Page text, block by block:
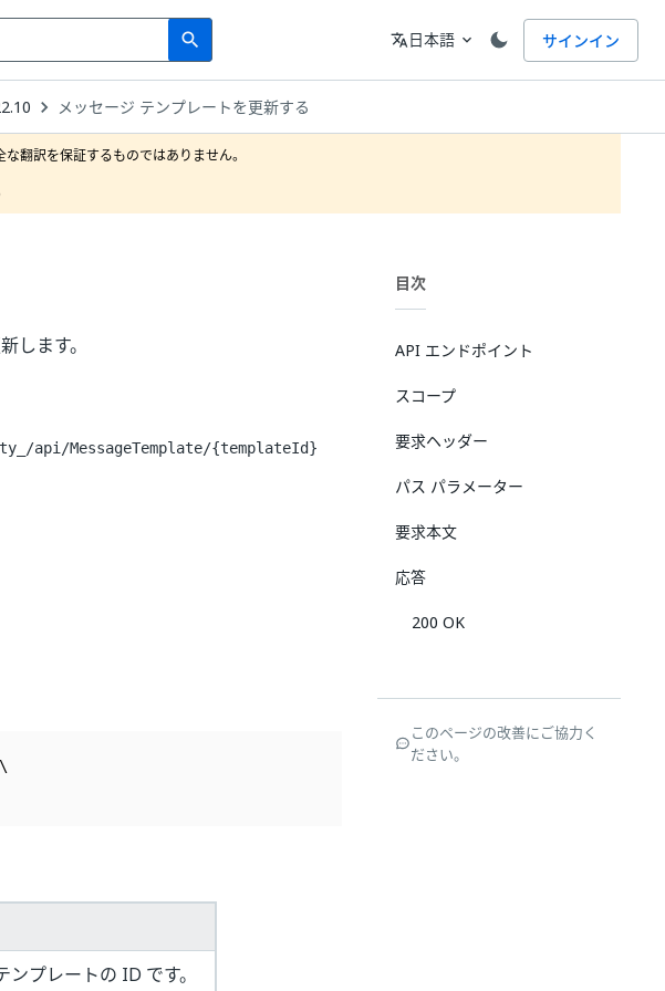
search
Search 言語
translate日本語 expand_more サインイン
メッセージ テンプレートを更新する
翻訳を保証するものではありません。
します。
/api/MessageTemplate/{templateId}
プレートの ID です。
目次
API エンドポイント
スコープ
要求ヘッダー
パス パラメーター
要求本文
応答
200 OK
このページの改善にご協力く
ださい。